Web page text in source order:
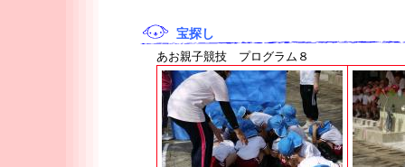
宝探し
あお親子競技 プログラム８